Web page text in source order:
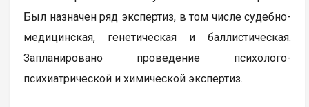
Был назначен ряд экспертиз, в том числе судебно-
медицинская, генетическая и баллистическая.
Запланировано проведение психолого-
психиатрической и химической экспертиз.